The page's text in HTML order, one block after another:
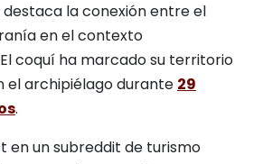
la conexión entre el
en el contexto
coquí ha marcado su territorio
el archipiélago durante 29
.
en un subreddit de turismo